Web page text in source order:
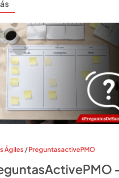
Ágiles /PreguntasactivePMO